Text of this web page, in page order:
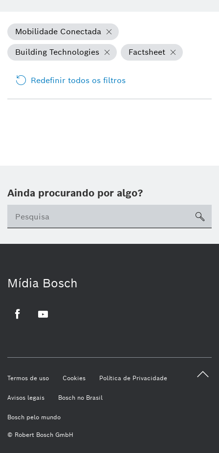
Mobilidade Conectada
Building Technologies
Factsheet
Redefinir todos os filtros
Ainda procurando por algo?
Mídia Bosch
© Robert Bosch GmbH
Termos de uso Cookies Política de Privacidade
Avisos legais Bosch no Brasil
Bosch pelo mundo